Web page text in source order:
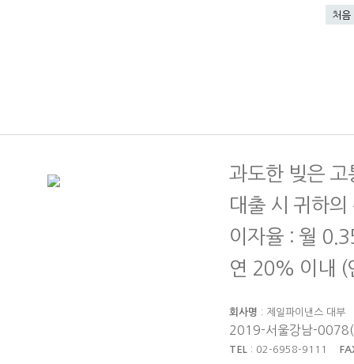
처음
과도한 빚은
대출 시 귀하
이자율 : 월
연 20% 이내 (
회사명 : 제일파이낸스 대
2019-서울강남-
TEL : 02-6958-9111